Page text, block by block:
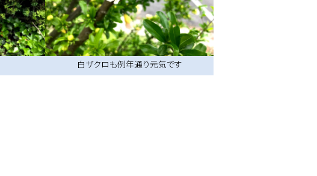
白ザクロも例年通り元気です